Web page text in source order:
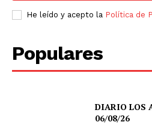
He leído y acepto la Política de
Populares
DIARIO LOS
06/08/26